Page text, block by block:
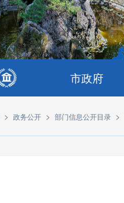
市政府
> 政务公开 > 部门信息公开目录 >